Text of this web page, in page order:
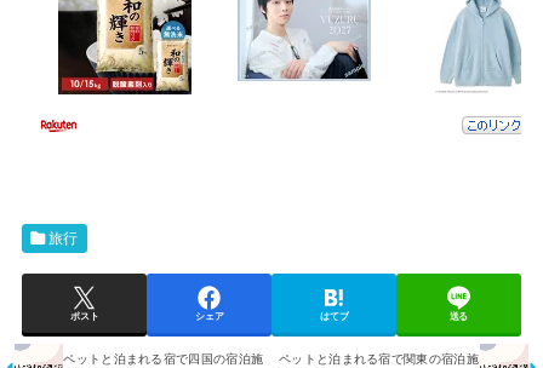
旅行
ポスト シェア はてブ 送る
ペットと泊まれる宿で四国の宿泊施
ペットと泊まれる宿で関東の宿泊施